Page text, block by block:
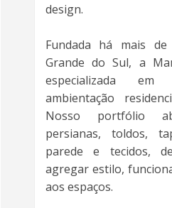
design.
Fundada há mais
Grande do Sul, a
especializada
ambientação
Nosso portfólio
persianas, toldos,
parede e tecidos,
agregar estilo,
aos espaços.